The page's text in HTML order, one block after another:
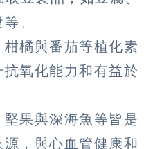
。
橘與番茄等植化素
氧化能力和有益於
果與深海魚等皆是
，與心血管健康和